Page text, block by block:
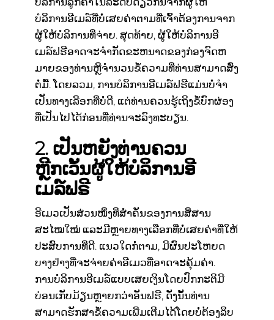
ບໍລິການອີເມລ໌ທີ່ບໍ່ເສຍຄ່າຕາມທີ່ເຈົ້າຕ້ອງການຈາກ
ຜູ້ໃຫ້ບໍລິການທີ່ຈ່າຍ. ສຸດທ້າຍ, ຜູ້ໃຫ້ບໍລິການອີ
ເມລ໌ຟຣີອາດຈະຈໍາກັດຂະຫນາດຂອງກ່ອງຈົດຫ
ມາຍຂອງທ່ານຫຼືຈໍານວນຂໍ້ຄວາມທີ່ທ່ານສາມາດສົ່ງ
ຕໍ່ມື້. ໂດຍລວມ, ການບໍລິການອີເມລ໌ຟຣີແມ່ນບໍ່ຈໍາ
ເປັນທາງເລືອກທີ່ບໍ່ດີ, ແຕ່ທ່ານຄວນຮູ້ເຖິງຂໍ້ບົກຜ່ອງ
ທີ່ເປັນໄປໄດ້ກ່ອນທີ່ທ່ານຈະລົງທະບຽນ.
2. ເປັນຫຍັງທ່ານຄວນ
ຫຼີກເວັ້ນຜູ້ໃຫ້ບໍລິການອີ
ເມລ໌ຟຣີ
ອີເມວເປັນສ່ວນໜຶ່ງທີ່ສຳຄັນຂອງການສື່ສານ
ສະໄໝໃໝ່ ແລະມີຫຼາຍທາງເລືອກທີ່ບໍ່ເສຍຄ່າທີ່ໃຫ້
ປະສົບການທີ່ດີ. ແນວໃດກໍ່ຕາມ, ມີຜົນປະໂຫຍດ
ບາງຢ່າງທີ່ຈະຈ່າຍຄ່າອີເມວທີ່ອາດຈະຄຸ້ມຄ່າ.
ການບໍລິການອີເມລ໌ແບບເສຍເງິນໂດຍປົກກະຕິມີ
ບ່ອນເກັບມ້ຽນຫຼາຍກວ່າອັນຟຣີ, ດັ່ງນັ້ນທ່ານ
ສາມາດຮັກສາຂໍ້ຄວາມເພີ່ມເຕີມໄດ້ໂດຍບໍ່ຕ້ອງລຶບ